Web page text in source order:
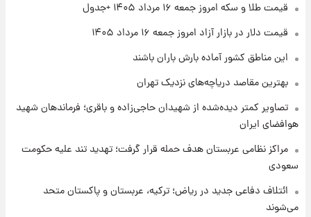
۱ روز پیش
شد
قیمت طلا و سکه امروز جمعه ۱۶ مرداد ۱۴۰۵ +جدول
قیمت دلار در بازار آزاد امروز جمعه ۱۶ مرداد ۱۴۰۵
این مناطق کشور آماده بارش باران باشند
بهترین مقاصد دریاچه‌های نزدیک تهران
تصاویر کمتر دیده‌شده از شهیدان حاجی‌زاده و باقری؛ فرماندهان شهید
هوافضای ایران
مراکز نظامی عربستان هدف حمله قرار گرفت؛ تهدید تند علیه حکومت
سعودی
ائتلاف دفاعی جدید در ریاض؛ ترکیه، عربستان و پاکستان متحد
می‌شوند